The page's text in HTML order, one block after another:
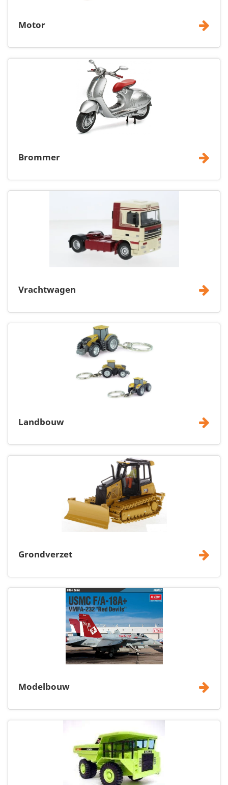
Motor
Brommer
Vrachtwagen
Landbouw
Grondverzet
Modelbouw